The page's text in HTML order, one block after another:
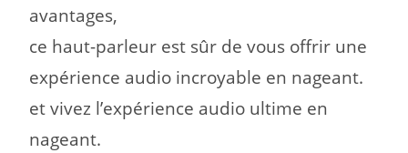
avantages,
ce haut-parleur est sûr de vous offrir une
expérience audio incroyable en nageant.
et vivez l’expérience audio ultime en
nageant.